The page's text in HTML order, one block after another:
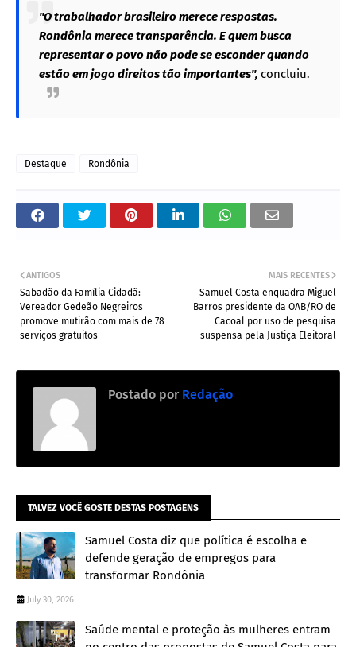
"O trabalhador brasileiro merece respostas.
Rondônia merece transparência. E quem busca
representar o povo não pode se esconder quando
estão em jogo direitos tão importantes", concluiu.
Destaque Rondônia
MAIS RECENTES
Samuel Costa enquadra Miguel
Barros presidente da OAB/RO de
Cacoal por uso de pesquisa
suspensa pela Justiça Eleitoral
ANTIGOS
Sabadão da Família Cidadã:
Vereador Gedeão Negreiros
promove mutirão com mais de 78
serviços gratuitos
Postado por Redação
TALVEZ VOCÊ GOSTE DESTAS POSTAGENS
Samuel Costa diz que política é escolha e
defende geração de empregos para
transformar Rondônia
July 30, 2026
Saúde mental e proteção às mulheres entram